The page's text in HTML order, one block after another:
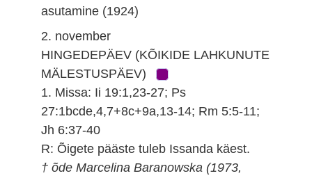
asutamine (1924)
2. november
HINGEDEPÄEV (KÕIKIDE LAHKUNUTE
MÄLESTUSPÄEV)
1. Missa: Ii 19:1,23-27; Ps
27:1bcde,4,7+8c+9a,13-14; Rm 5:5-11;
Jh 6:37-40
R: Õigete pääste tuleb Issanda käest.
† õde Marcelina Baranowska (1973,